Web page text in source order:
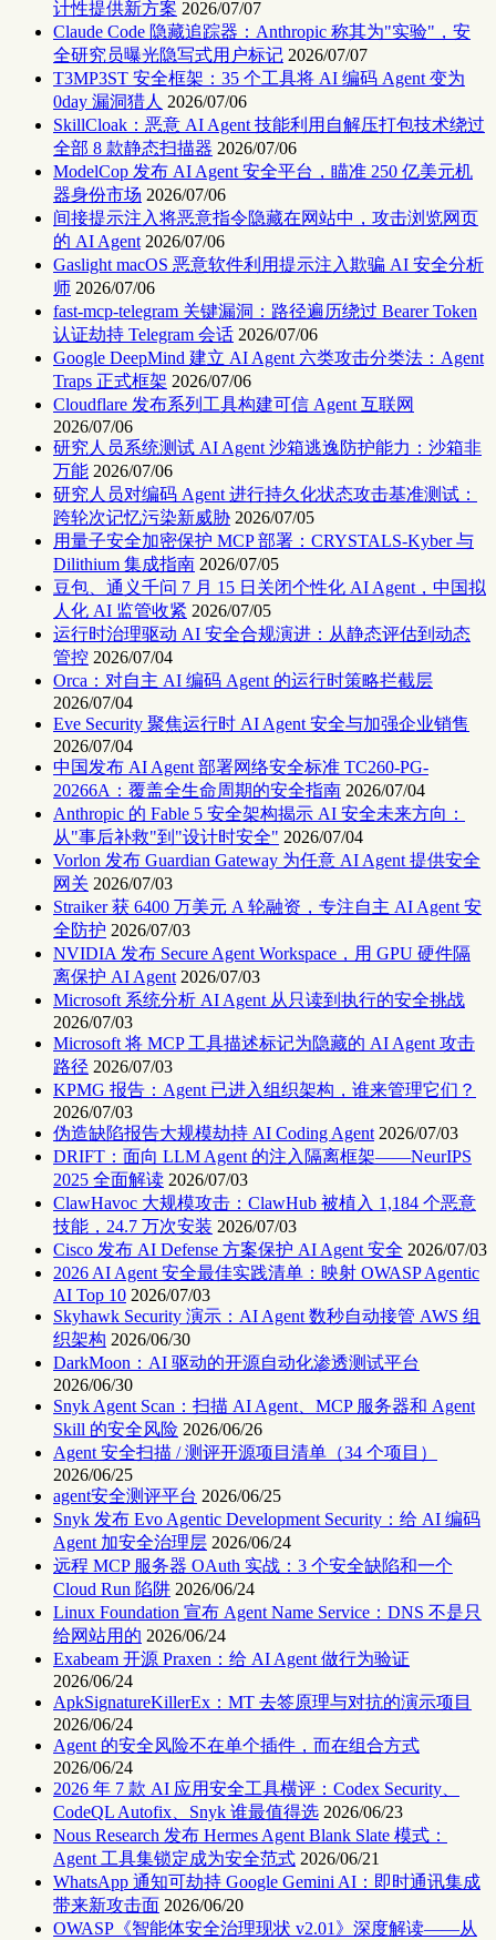
计性提供新方案 2026/07/07
Claude Code 隐藏追踪器：Anthropic 称其为"实验"，安
全研究员曝光隐写式用户标记 2026/07/07
T3MP3ST 安全框架：35 个工具将 AI 编码 Agent 变为
0day 漏洞猎人 2026/07/06
SkillCloak：恶意 AI Agent 技能利用自解压打包技术绕过
全部 8 款静态扫描器 2026/07/06
ModelCop 发布 AI Agent 安全平台，瞄准 250 亿美元机
器身份市场 2026/07/06
间接提示注入将恶意指令隐藏在网站中，攻击浏览网页
的 AI Agent 2026/07/06
Gaslight macOS 恶意软件利用提示注入欺骗 AI 安全分析
师 2026/07/06
fast-mcp-telegram 关键漏洞：路径遍历绕过 Bearer Token
认证劫持 Telegram 会话 2026/07/06
Google DeepMind 建立 AI Agent 六类攻击分类法：Agent
Traps 正式框架 2026/07/06
Cloudflare 发布系列工具构建可信 Agent 互联网
2026/07/06
研究人员系统测试 AI Agent 沙箱逃逸防护能力：沙箱非
万能 2026/07/06
研究人员对编码 Agent 进行持久化状态攻击基准测试：
跨轮次记忆污染新威胁 2026/07/05
用量子安全加密保护 MCP 部署：CRYSTALS-Kyber 与
Dilithium 集成指南 2026/07/05
豆包、通义千问 7 月 15 日关闭个性化 AI Agent，中国拟
人化 AI 监管收紧 2026/07/05
运行时治理驱动 AI 安全合规演进：从静态评估到动态
管控 2026/07/04
Orca：对自主 AI 编码 Agent 的运行时策略拦截层
2026/07/04
Eve Security 聚焦运行时 AI Agent 安全与加强企业销售
2026/07/04
中国发布 AI Agent 部署网络安全标准 TC260-PG-
20266A：覆盖全生命周期的安全指南 2026/07/04
Anthropic 的 Fable 5 安全架构揭示 AI 安全未来方向：
从"事后补救"到"设计时安全" 2026/07/04
Vorlon 发布 Guardian Gateway 为任意 AI Agent 提供安全
网关 2026/07/03
Straiker 获 6400 万美元 A 轮融资，专注自主 AI Agent 安
全防护 2026/07/03
NVIDIA 发布 Secure Agent Workspace，用 GPU 硬件隔
离保护 AI Agent 2026/07/03
Microsoft 系统分析 AI Agent 从只读到执行的安全挑战
2026/07/03
Microsoft 将 MCP 工具描述标记为隐藏的 AI Agent 攻击
路径 2026/07/03
KPMG 报告：Agent 已进入组织架构，谁来管理它们？
2026/07/03
伪造缺陷报告大规模劫持 AI Coding Agent 2026/07/03
DRIFT：面向 LLM Agent 的注入隔离框架——NeurIPS
2025 全面解读 2026/07/03
ClawHavoc 大规模攻击：ClawHub 被植入 1,184 个恶意
技能，24.7 万次安装 2026/07/03
Cisco 发布 AI Defense 方案保护 AI Agent 安全 2026/07/03
2026 AI Agent 安全最佳实践清单：映射 OWASP Agentic
AI Top 10 2026/07/03
Skyhawk Security 演示：AI Agent 数秒自动接管 AWS 组
织架构 2026/06/30
DarkMoon：AI 驱动的开源自动化渗透测试平台
2026/06/30
Snyk Agent Scan：扫描 AI Agent、MCP 服务器和 Agent
Skill 的安全风险 2026/06/26
Agent 安全扫描 / 测评开源项目清单（34 个项目）
2026/06/25
agent安全测评平台 2026/06/25
Snyk 发布 Evo Agentic Development Security：给 AI 编码
Agent 加安全治理层 2026/06/24
远程 MCP 服务器 OAuth 实战：3 个安全缺陷和一个
Cloud Run 陷阱 2026/06/24
Linux Foundation 宣布 Agent Name Service：DNS 不是只
给网站用的 2026/06/24
Exabeam 开源 Praxen：给 AI Agent 做行为验证
2026/06/24
ApkSignatureKillerEx：MT 去签原理与对抗的演示项目
2026/06/24
Agent 的安全风险不在单个插件，而在组合方式
2026/06/24
2026 年 7 款 AI 应用安全工具横评：Codex Security、
CodeQL Autofix、Snyk 谁最值得选 2026/06/23
Nous Research 发布 Hermes Agent Blank Slate 模式：
Agent 工具集锁定成为安全范式 2026/06/21
WhatsApp 通知可劫持 Google Gemini AI：即时通讯集成
带来新攻击面 2026/06/20
OWASP《智能体安全治理现状 v2.01》深度解读——从